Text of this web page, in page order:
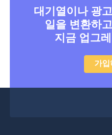
대기열이나 광
일을 변환하
지금 업그
가입